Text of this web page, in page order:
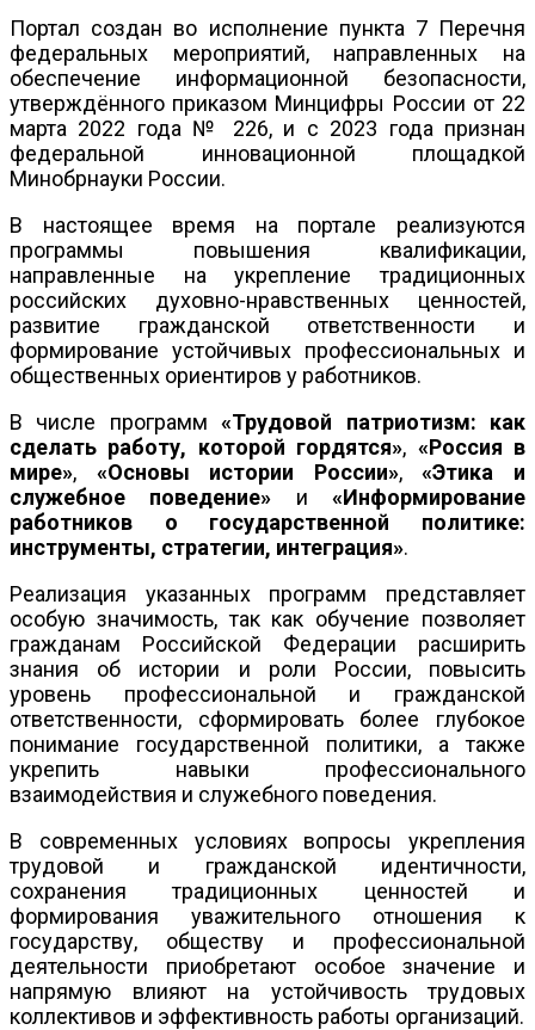
Портал создан во исполнение пункта 7 Перечня
федеральных мероприятий, направленных на
обеспечение информационной безопасности,
утверждённого приказом Минцифры России от 22
марта 2022 года № 226, и с 2023 года признан
федеральной инновационной площадкой
Минобрнауки России.
В настоящее время на портале реализуются
программы повышения квалификации,
направленные на укрепление традиционных
российских духовно-нравственных ценностей,
развитие гражданской ответственности и
формирование устойчивых профессиональных и
общественных ориентиров у работников.
В числе программ«Трудовой патриотизм: как
сделать работу, которой гордятся», «Россия в
мире», «Основы истории России»,«Этика и
служебное поведение» и«Информирование
работников о государственной политике:
инструменты, стратегии, интеграция».
Реализация указанных программ представляет
особую значимость, так как обучение позволяет
гражданам Российской Федерации расширить
знания об истории и роли России, повысить
уровень профессиональной и гражданской
ответственности, сформировать более глубокое
понимание государственной политики, а также
укрепить навыки профессионального
взаимодействия и служебного поведения.
В современных условиях вопросы укрепления
трудовой и гражданской идентичности,
сохранения традиционных ценностей и
формирования уважительного отношения к
государству, обществу и профессиональной
деятельности приобретают особое значение и
напрямую влияют на устойчивость трудовых
коллективов и эффективность работы организаций.